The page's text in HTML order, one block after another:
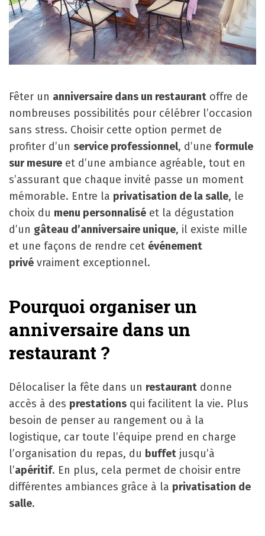
Fêter un anniversaire dans un restaurant offre de
nombreuses possibilités pour célébrer l’occasion
sans stress. Choisir cette option permet de
profiter d’un service professionnel, d’une formule
sur mesure et d’une ambiance agréable, tout en
s’assurant que chaque invité passe un moment
mémorable. Entre la privatisation de la salle, le
choix du menu personnalisé et la dégustation
d’un gâteau d’anniversaire unique, il existe mille
et une façons de rendre cet événement
privé vraiment exceptionnel.
Pourquoi organiser un
anniversaire dans un
restaurant ?
Délocaliser la fête dans un restaurant donne
accès à des prestations qui facilitent la vie. Plus
besoin de penser au rangement ou à la
logistique, car toute l’équipe prend en charge
l’organisation du repas, du buffet jusqu’à
l’apéritif. En plus, cela permet de choisir entre
différentes ambiances grâce à la privatisation de
salle.